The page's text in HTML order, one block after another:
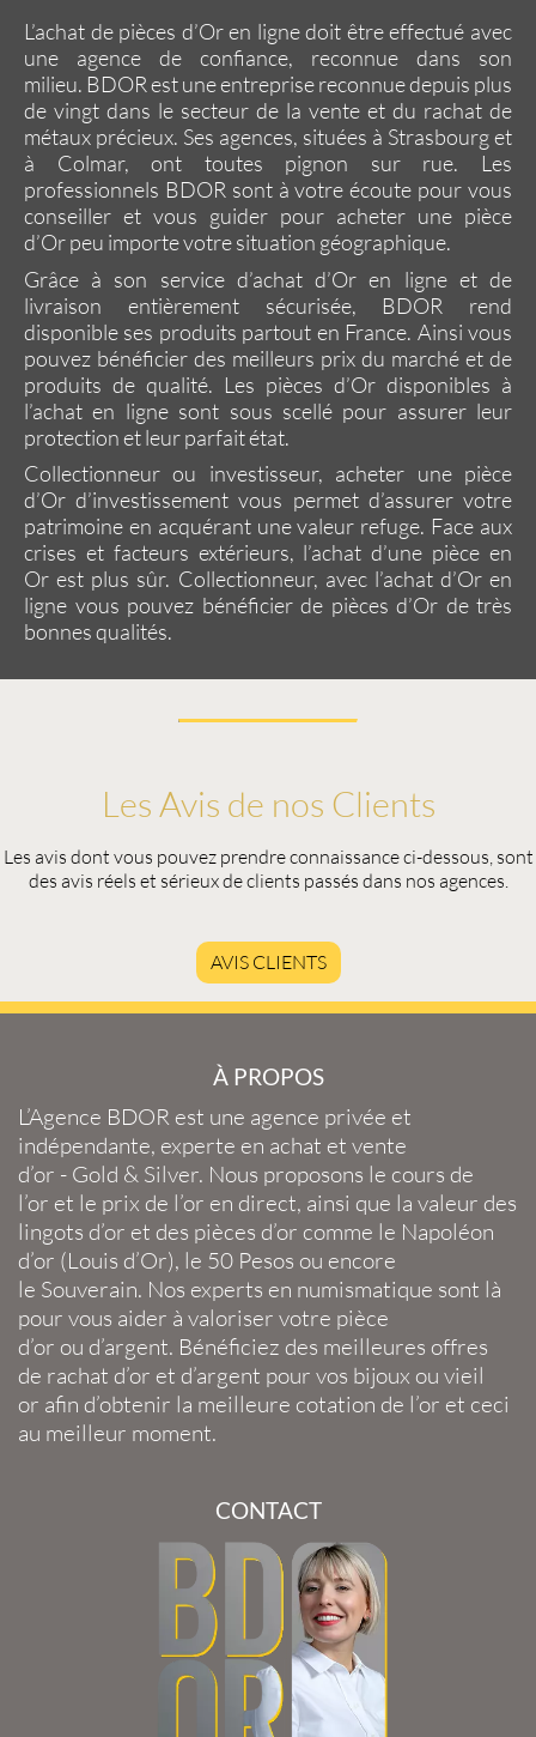
L’achat de pièces d’Or en lignedoit être effectué avec
une agence de confiance, reconnue dans son
milieu. BDORest une entreprise reconnue depuis plus
de vingt dans le secteur de la vente et du rachat de
métaux précieux. Ses agences, situées à Strasbourget
à Colmar, ont toutes pignon sur rue. Les
professionnels BDOR sont à votre écoute pour vous
conseiller et vous guider pour acheter une pièce
d’Orpeu importe votre situation géographique.
Grâce à son service d’achat d’Or en ligneet de
livraison entièrement sécurisée, BDOR rend
disponible ses produits partout en France. Ainsi vous
pouvez bénéficier des meilleurs prix du marché et de
produits de qualité. Les pièces d’Or disponibles à
l’achat en lignesont sous scellé pour assurer leur
protection et leur parfait état.
Collectionneur ou investisseur, acheter une pièce
d’Or d’investissement vous permet d’assurer votre
patrimoine en acquérant une valeur refuge. Face aux
crises et facteurs extérieurs, l’achat d’une pièce en
Or est plus sûr. Collectionneur, avec l’achat d’Or en
ligne vous pouvez bénéficier de pièces d’Or de très
bonnes qualités.
Les Avis de nos Clients
Les avis dont vous pouvez prendre connaissance ci-dessous, sont
des avis réels et sérieux de clients passés dans nos agences.
AVIS CLIENTS
À PROPOS
L’Agence BDOR est une agence privée et
indépendante, experte en achat et vente
d’or - Gold & Silver. Nous proposons le cours de
l’or et le prix de l’or en direct, ainsi que la valeur des
lingots d’or et des pièces d’or comme le Napoléon
d’or (Louis d’Or), le 50 Pesos ou encore
le Souverain. Nos experts en numismatique sont là
pour vous aider à valoriser votre pièce
d’or ou d’argent. Bénéficiez des meilleures offres
de rachat d’or et d’argent pour vos bijoux ou vieil
or afin d’obtenir la meilleure cotation de l’or et ceci
au meilleur moment.
CONTACT